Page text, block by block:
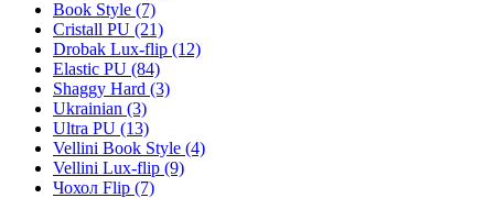
Book Style (7)
Cristall PU (21)
Drobak Lux-flip (12)
Elastic PU (84)
Shaggy Hard (3)
Ukrainian (3)
Ultra PU (13)
Vellini Book Style (4)
Vellini Lux-flip (9)
Чохол Flip (7)